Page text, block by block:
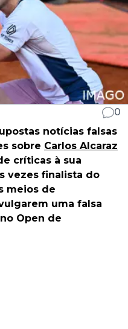
0
notícias falsas
sobre Carlos Alcaraz
críticas à sua
vezes finalista do
meios de
uma falsa
Open de